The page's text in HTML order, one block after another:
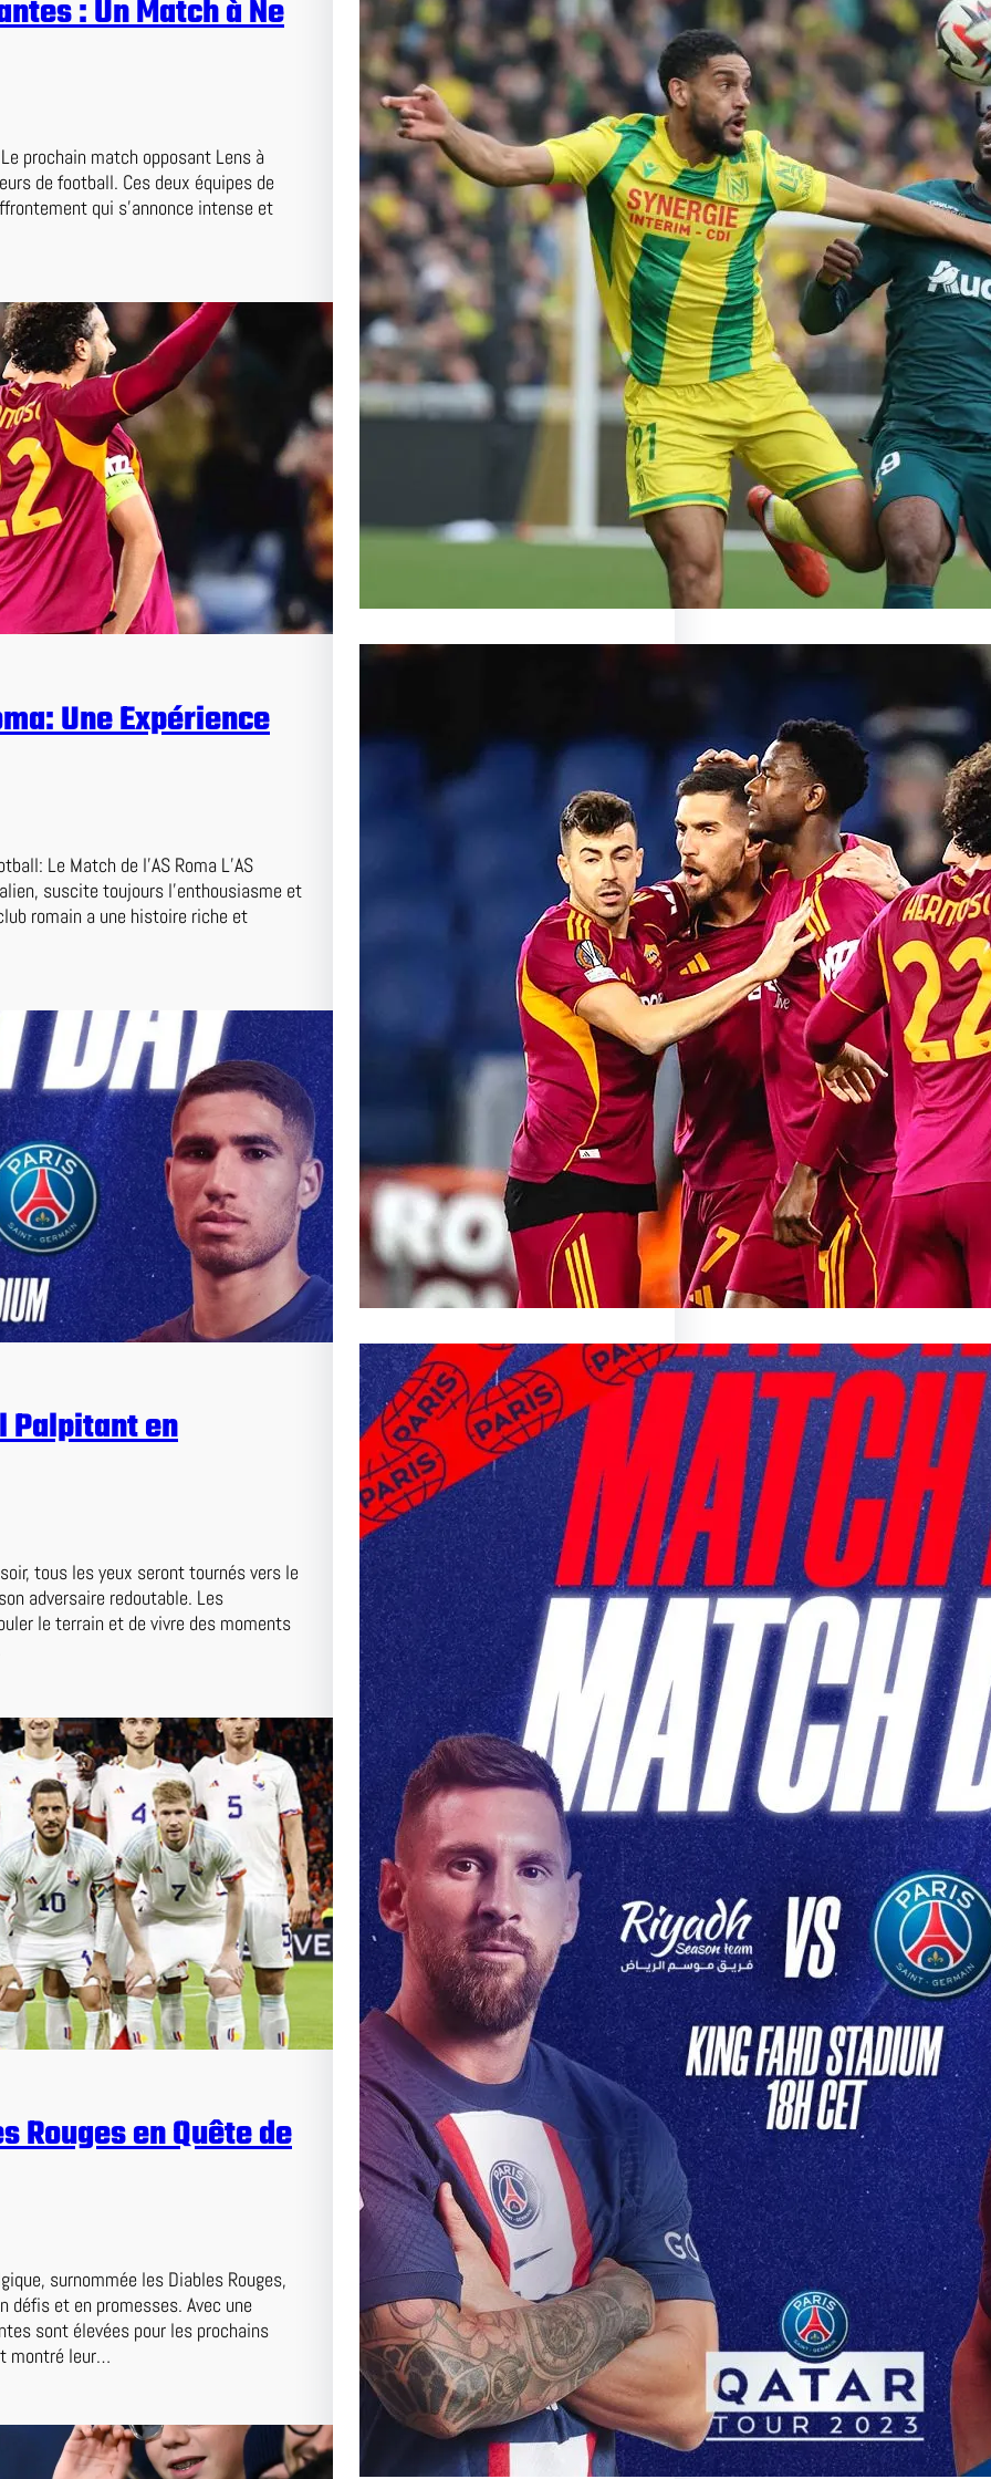
: Un Match à Ne
prochain match opposant Lens à
de football. Ces deux équipes de
qui s’annonce intense et
Une Expérience
Le Match de l’AS Roma L’AS
suscite toujours l’enthousiasme et
romain a une histoire riche et
Palpitant en
tous les yeux seront tournés vers le
adversaire redoutable. Les
le terrain et de vivre des moments
Rouges en Quête de
surnommée les Diables Rouges,
défis et en promesses. Avec une
sont élevées pour les prochains
montré leur…
Duel au Sommet entre Lens
et Nantes : Un Match à Ne
Pas Manquer
Lens affronte Nantes : un duel
passionnant en perspective Le…
Le Passionnant Match de
l’AS Roma: Une Expérience
Inoubliable
Article sur le Match AS Roma Le
Passionnant Monde du…
Le Match PSG de Ce Soir: Un
Duel Palpitant en
Perspective
Match Ce Soir: PSG Affronte Son
Adversaire Redoutable Ce soir,…